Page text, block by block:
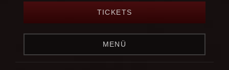
TICKETS
MENÜ